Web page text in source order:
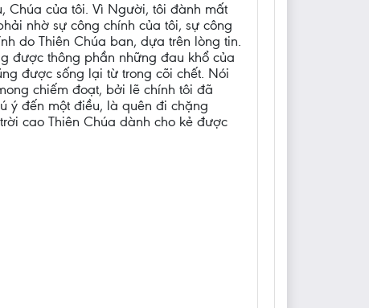
Chúa của tôi. Vì Người, tôi đành mất
nhờ sự công chính của tôi, sự công
do Thiên Chúa ban, dựa trên lòng tin.
được thông phần những đau khổ của
được sống lại từ trong cõi chết. Nói
chiếm đoạt, bởi lẽ chính tôi đã
ý đến một điều, là quên đi chặng
cao Thiên Chúa dành cho kẻ được